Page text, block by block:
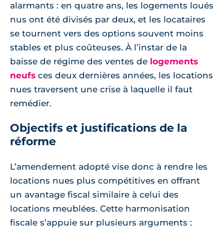
alarmants : en quatre ans, les logements loués
nus ont été divisés par deux, et les locataires
se tournent vers des options souvent moins
stables et plus coûteuses. À l’instar de la
baisse de régime des ventes de logements
neufs ces deux dernières années, les locations
nues traversent une crise à laquelle il faut
remédier.
Objectifs et justifications de la
réforme
L’amendement adopté vise donc à rendre les
locations nues plus compétitives en offrant
un avantage fiscal similaire à celui des
locations meublées. Cette harmonisation
fiscale s’appuie sur plusieurs arguments :